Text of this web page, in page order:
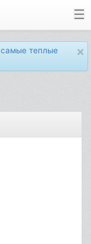
×
теплые